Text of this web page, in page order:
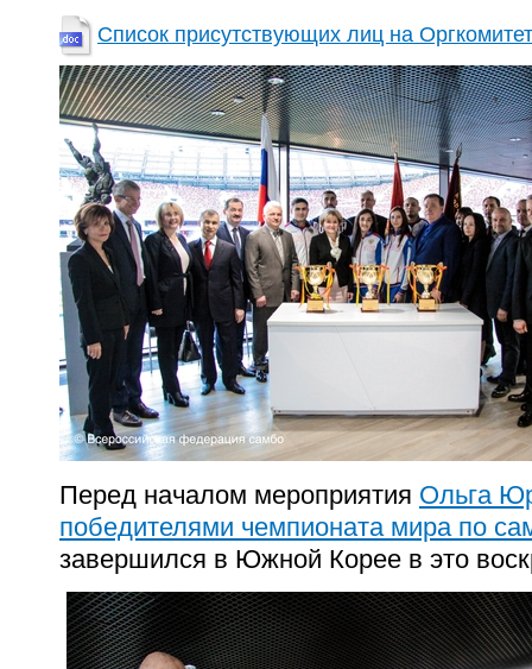
Список присутствующих лиц на
Перед началом мероприятия Ольга
победителями чемпионата мира по
завершился в Южной Корее в это